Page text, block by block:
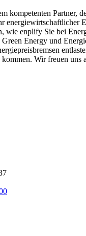
kompetenten Partner,
energiewirtschaftlicher
wie enplify Sie bei
Green Energy und
kommen. Wir freuen uns